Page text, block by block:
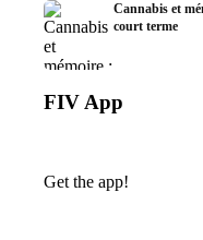
Cannabis et
court terme
FIV App
Get the app!